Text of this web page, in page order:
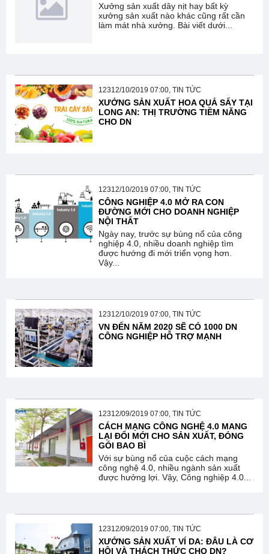
Xưởng sản xuất dây nịt hay bất kỳ
xưởng sản xuất nào khác cũng rất cần
làm mát nhà xưởng. Bài viết dưới...
12312/10/2019 07:00, TIN TỨC
XƯỞNG SẢN XUẤT HOA QUẢ SẤY TẠI
LONG AN: THỊ TRƯỜNG TIỀM NĂNG
CHO DN
12312/10/2019 07:00, TIN TỨC
CÔNG NGHIỆP 4.0 MỞ RA CON
ĐƯỜNG MỚI CHO DOANH NGHIỆP
NỘI THẤT
Ngày nay, trước sự bùng nổ của công
nghiệp 4.0, nhiều doanh nghiệp tìm
được hướng đi mới triển vọng hơn.
Vậy...
12312/10/2019 07:00, TIN TỨC
VN ĐẾN NĂM 2020 SẼ CÓ 1000 DN
CÔNG NGHIỆP HỖ TRỢ MẠNH
12312/09/2019 07:00, TIN TỨC
CÁCH MẠNG CÔNG NGHỆ 4.0 MANG
LẠI ĐỔI MỚI CHO SẢN XUẤT, ĐÓNG
GÓI BAO BÌ
Với sự bùng nổ của cuộc cách mạng
công nghệ 4.0, nhiều ngành sản xuất
được hưởng lợi. Vậy, Công nghiệp 4.0...
12312/09/2019 07:00, TIN TỨC
XƯỞNG SẢN XUẤT VÍ DA: ĐÂU LÀ CƠ
HỘI VÀ THÁCH THỨC CHO DN?